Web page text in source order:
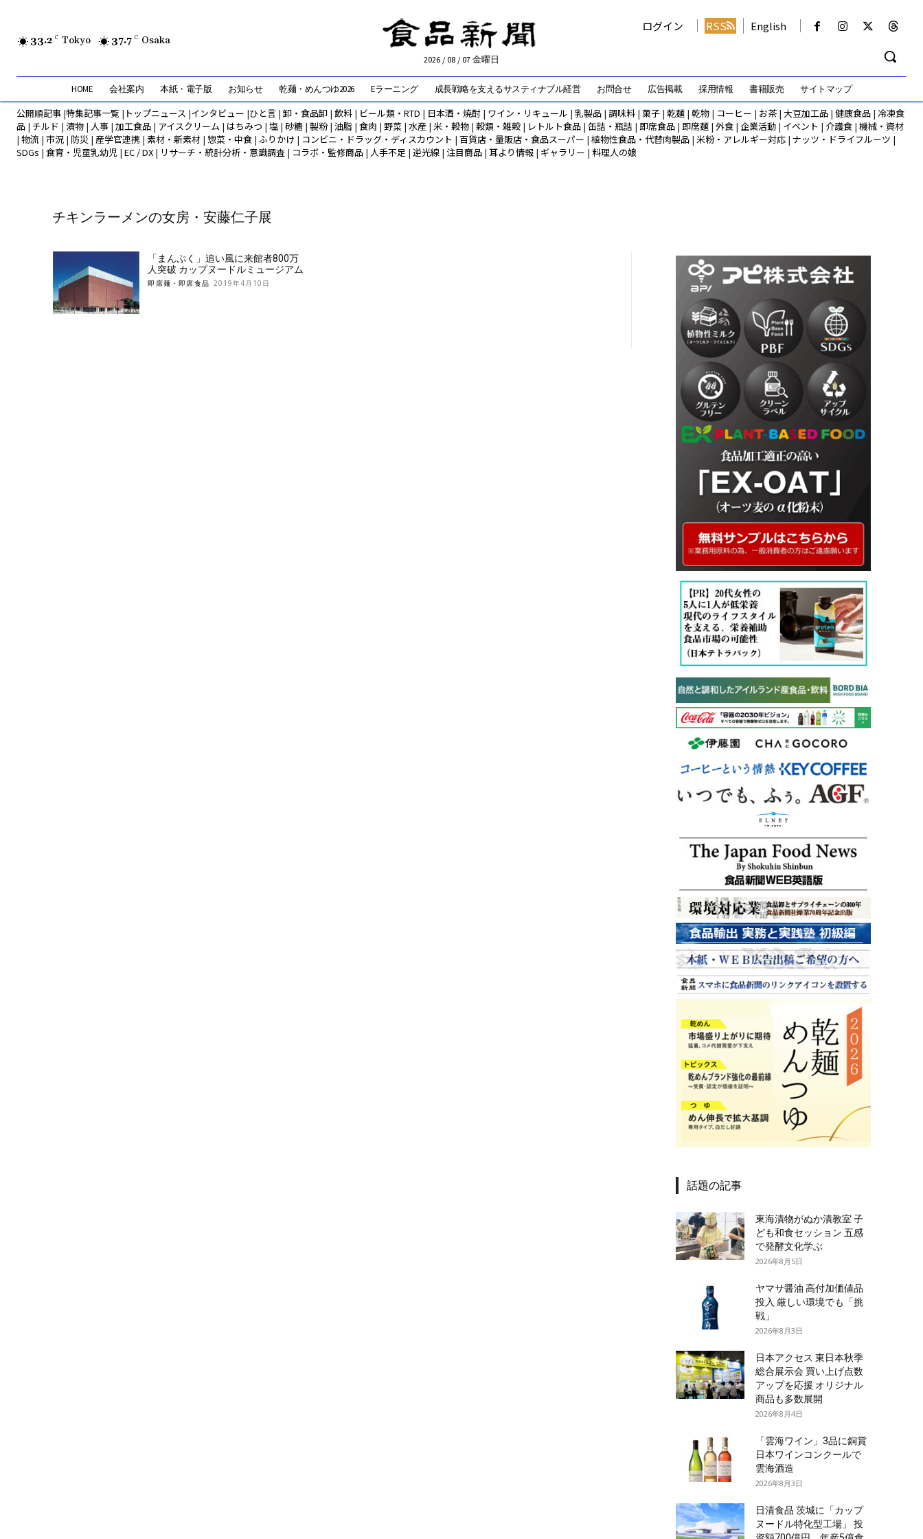
33.2 C Tokyo 37.7 C Osaka
2026 / 08 / 07 金曜日
ログイン RSS English
HOME 会社案内 本紙・電子版 お知らせ 乾麺・めんつゆ2026 Eラーニング 成長戦略を支えるサスティナブル経営 お問合せ 広告掲載 採用情報 書籍販売 サイトマップ
公開順記事 |特集記事一覧 | トップニュース |インタビュー |ひと言 |卸・食品卸 | 飲料 | ビール類・RTD | 日本酒・焼酎 | ワイン・リキュール | 乳製品 | 調味料 | 菓子 | 乾麺 | 乾物 | コーヒー | お茶 | 大豆加工品 | 健康食品 | 冷凍食
品 | チルド | 漬物 | 人事 | 加工食品 | アイスクリーム | はちみつ | 塩 | 砂糖 | 製粉| 油脂 | 食肉 | 野菜 | 水産 | 米・穀物 | 穀類・雑穀 | レトルト食品 | 缶詰・瓶詰 | 即席食品 | 即席麺 | 外食 | 企業活動 | イベント | 介護食 | 機械・資材
| 物流 | 市況 | 防災 | 産学官連携 | 素材・新素材 | 惣菜・中食 | ふりかけ | コンビニ・ドラッグ・ディスカウント | 百貨店・量販店・食品スーパー | 植物性食品・代替肉製品 | 米粉・アレルギー対応 | ナッツ・ドライフルーツ |
SDGs | 食育・児童乳幼児 | EC / DX | リサーチ・統計分析・意識調査 | コラボ・監修商品 | 人手不足 | 逆光線 | 注目商品 | 耳より情報 | ギャラリー | 料理人の娘
チキンラーメンの女房・安藤仁子展
「まんぷく」追い風に来館者800万
人突破 カップヌードルミュージアム
即席麺・即席食品 2019年4月10日
話題の記事
東海漬物がぬか漬教室 子
ども和食セッション 五感
で発酵文化学ぶ
2026年8月5日
ヤマサ醤油 高付加価値品
投入 厳しい環境でも「挑
戦」
2026年8月3日
日本アクセス 東日本秋季
総合展示会 買い上げ点数
アップを応援 オリジナル
商品も多数展開
2026年8月4日
「雲海ワイン」3品に銅賞
日本ワインコンクールで
雲海酒造
2026年8月3日
日清食品 茨城に「カップ
ヌードル特化型工場」 投